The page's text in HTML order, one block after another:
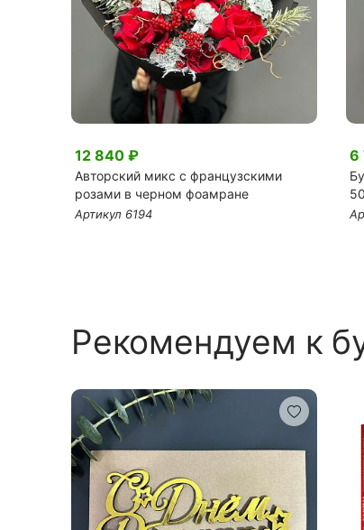
12 840 ₽
Авторский микс с французскими
розами в черном фоамране
Артикул 6194
6
Рекомендуем к